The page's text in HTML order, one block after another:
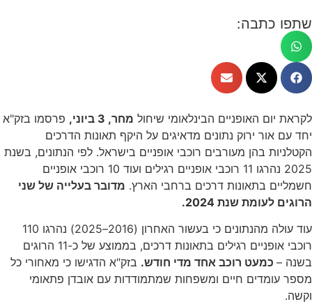
שתפו כתבה:
לקראת יום האופניים הבינלאומי שיחול מחר, 3 ביוני,
פרסמו בזק"א
יחד עם אור ירוק נתונים מדאיגים על היקף תאונות הדרכים
הקטלניות בהן מעורבים רוכבי אופניים בישראל. לפי הנתונים, בשנת
2025 נהרגו 11 רוכבי אופניים רגילים ועוד 10 רוכבי אופניים
חשמליים בתאונות דרכים ברחבי הארץ. מדובר בעלייה של שני
הרוגים לעומת שנת 2024.
עוד עולה מהנתונים כי בעשור האחרון (2016–2025) נהרגו 110
רוכבי אופניים רגילים בתאונות דרכים, בממוצע של כ-11 הרוגים
בשנה – כמעט רוכב אחד מדי חודש. בזק"א הדגישו כי מאחורי כל
מספר עומדים חיים ומשפחות שמתמודדות עם אובדן פתאומי
וקשה.